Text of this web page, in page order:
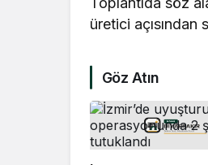
üretici
Göz Atın